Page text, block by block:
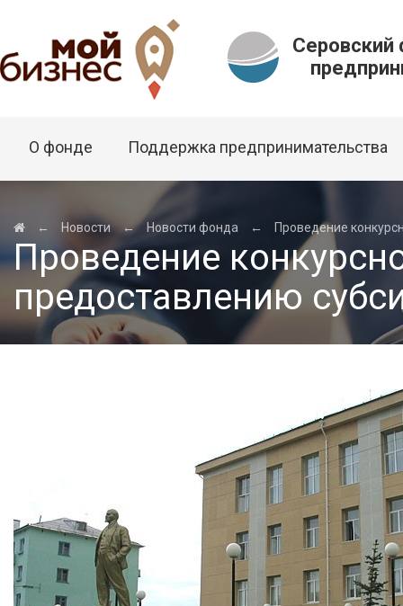
О фонде Поддержка предпринимательства
← Новости ← Новости фонда ← Проведение
Проведение
предоставлению